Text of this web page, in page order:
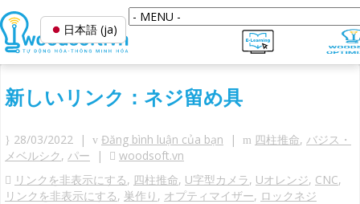
新しいリンク：ネジ留め具
28/03/2022 | Đăng bình luận của bạn | 四柱推命, バジス・
メベルシク, パー |
woodsoft.vn
リンクを非表示にする, 四柱推命, U字型カメラ, Uオレンジ, CNC,
リンクを非表示にする, 巣作り , オプティマイザー, ロックネジ
日本語 (ja)